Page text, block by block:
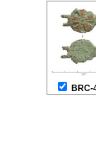
BRC-